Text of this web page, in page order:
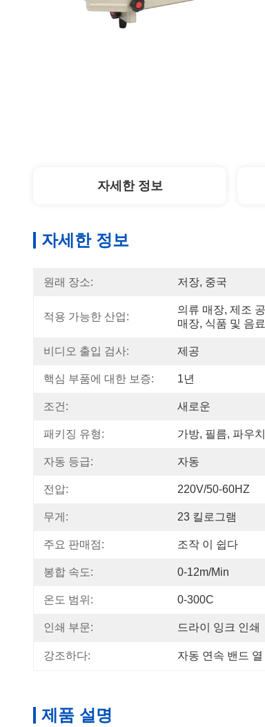
자세한 정보
자세한 정보
원래 장소: 저장, 중국
적용 가능한 산업:
의류 매장, 제조
매장, 식품 및 음
비디오 출입 검사: 제공
핵심 부품에 대한 보증: 1년
조건: 새로운
패키징 유형: 가방, 필름, 파우치
자동 등급: 자동
전압: 220V/50-60HZ
무게: 23 킬로그램
주요 판매점: 조작 이 쉽다
봉합 속도: 0-12m/min
온도 범위: 0-300C
인쇄 부문: 드라이 잉크 인쇄
강조하다: 자동 연속 밴드 열
제품 설명